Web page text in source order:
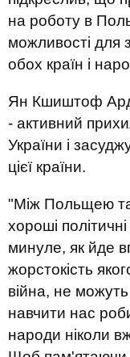
на роботу в
можливості для
обох країн і
Ян Кшиштоф
- активний
України і
цієї країни.
"Між Польщею
хороші
минуле, як йде
жорстокість
війна, не
навчити нас
народи ніколи